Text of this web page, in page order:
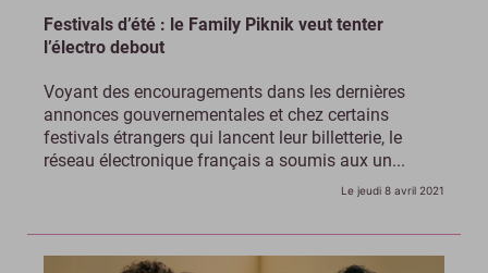
Festivals d’été : le Family Piknik veut tenter
l’électro debout
Voyant des encouragements dans les dernières
annonces gouvernementales et chez certains
festivals étrangers qui lancent leur billetterie, le
réseau électronique français a soumis aux un...
Le jeudi 8 avril 2021